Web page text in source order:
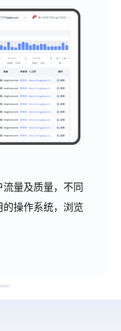
量及质量，不同
操作系统，浏览